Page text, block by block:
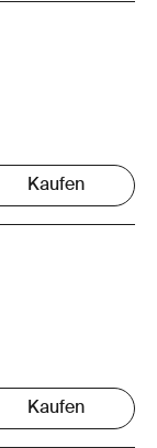
Kaufen
Kaufen